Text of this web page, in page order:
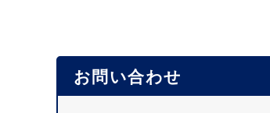
お問い合わせ